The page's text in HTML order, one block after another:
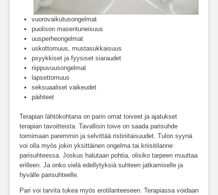
vuorovaikutusongelmat
puolison masentuneisuus
uusperheongelmat
uskottomuus, mustasukkaisuus
psyykkiset ja fyysiset siaraudet
riippuvuusongelmat
lapsettomuus
seksuaaliset vaikeudet
päihteet
Terapian lähtökohtana on parin omat toiveet ja ajatukset
terapian tavoitteista. Tavallisin toive on saada parisuhde
toimimaan paremmin ja selvittää ristiriitaisuudet. Tulon syynä
voi olla myös jokin yksittäinen ongelma tai kriisitilanne
parisuhteessa. Joskus halutaan pohtia, olisiko tarpeen muuttaa
erilleen. Ja onko vielä edellytyksiä suhteen jatkamiselle ja
hyvälle parisuhteelle.
Pari voi tarvita tukea myös erotilanteeseen. Terapiassa voidaan